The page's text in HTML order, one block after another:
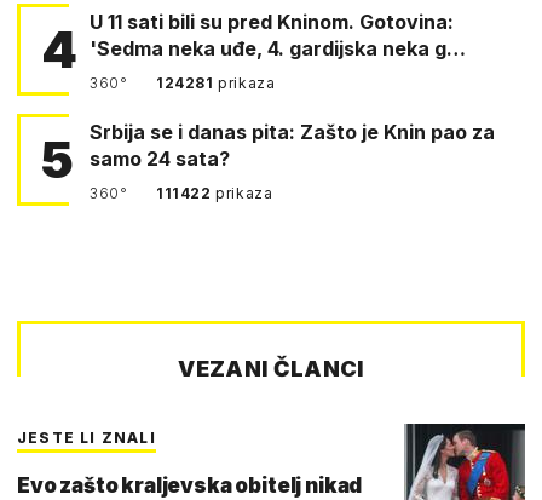
4 U 11 sati bili su pred Kninom. Gotovina:
'Sedma neka uđe, 4. gardijska neka g…
360° 124281prikaza
5
Srbija se i danas pita: Zašto je Knin pao za
samo 24 sata?
360° 111422prikaza
VEZANI ČLANCI
JESTE LI ZNALI
Evo zašto kraljevska obitelj nikad